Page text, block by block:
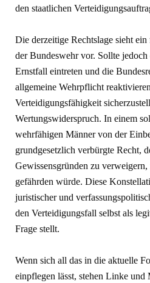
den staatlichen
Die derzeitige Rechtslage sieht
der Bundeswehr vor. Sollte
Ernstfall eintreten und die
allgemeine Wehrpflicht
Verteidigungsfähigkeit
Wertungswiderspruch. In einem
wehrfähigen Männer von der
grundgesetzlich verbürgte Recht,
Gewissensgründen zu
gefährden würde. Diese
juristischer und
den Verteidigungsfall selbst als
Frage stellt.
Wenn sich all das in die aktuelle
einpflegen lässt, stehen Linke und